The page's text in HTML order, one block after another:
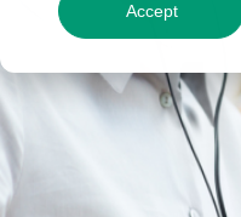
Accept